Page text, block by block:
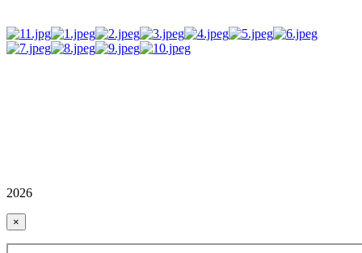
2026
×